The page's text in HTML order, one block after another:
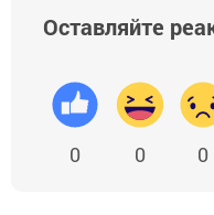
Оставляйте
0 0 0